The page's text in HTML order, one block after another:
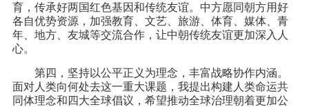
育，传承好两国红色基因和传统友谊。中方愿同朝方用好
各自优势资源，加强教育、文艺、旅游、体育、媒体、青
年、地方、友城等交流合作，让中朝传统友谊更加深入人
心。
第四，坚持以公平正义为理念，丰富战略协作内涵。
面对人类向何处去这一重大课题，我提出构建人类命运共
同体理念和四大全球倡议，希望推动全球治理朝着更加公